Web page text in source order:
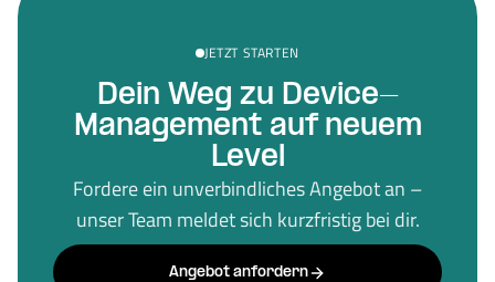
JETZT STARTEN
Dein Weg zu Device-
Management auf neuem
Level
Fordere ein unverbindliches Angebot an –
unser Team meldet sich kurzfristig bei dir.
Angebot anfordern